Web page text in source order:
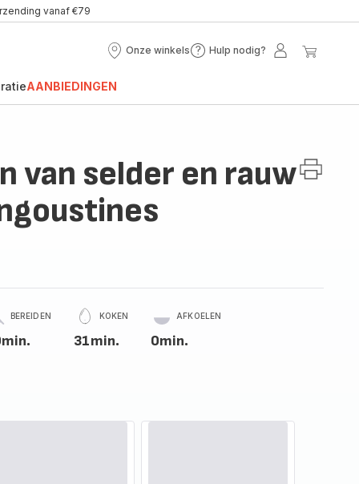
vanaf €79
Onze winkels
Onze
Hulp nodig?
Hulp
Mijn
AANBIEDINGEN
van selder en rauw
BEREIDEN KOKEN
31min.
AFKOELEN
0min.